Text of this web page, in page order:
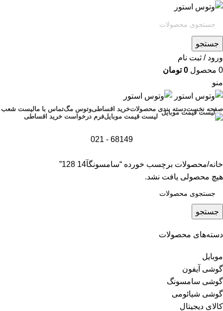
جستجو
ورود / ثبت نام
0 محصول 0 تومان
منو
صفحه نخستدسته بندی محصولاتخرید اقساطیوتوس مگتماس با مالیست شعب
لیست قیمت موبایلفرم درخواست خرید اقساطی
68149 - 021
دسته‌های محصولات
موبایل
گوشی آیفون
گوشی سامسونگ
گوشی شیائومی
کالای دیجیتال
خانه محصولات برچسب خورده “سامسونگآ14 128”
هیچ محصولی یافت نشد.
جستجو